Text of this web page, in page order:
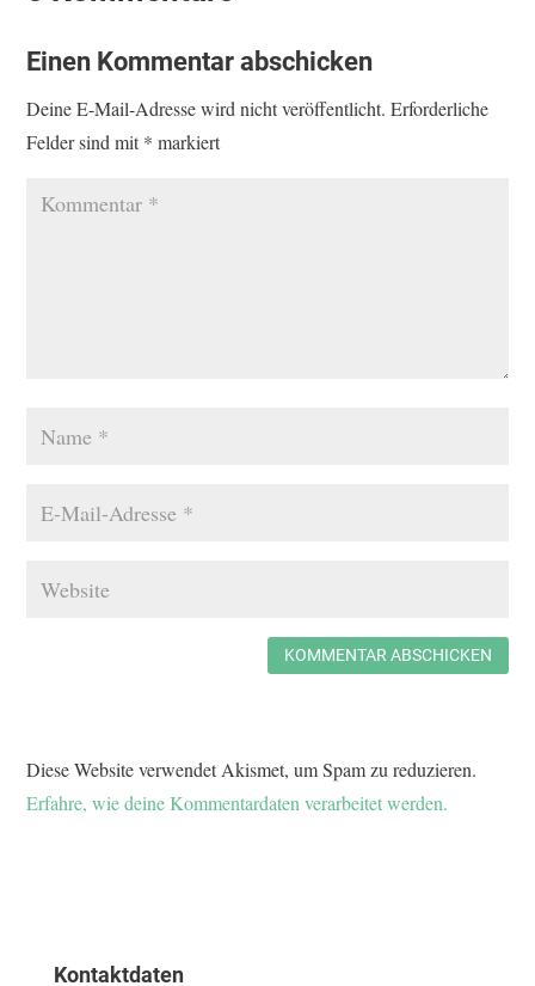
Einen Kommentar abschicken
Deine E-Mail-Adresse wird nicht veröffentlicht. Erforderliche
Felder sind mit* markiert
KOMMENTAR ABSCHICKEN
Diese Website verwendet Akismet, um Spam zu reduzieren.
Erfahre, wie deine Kommentardaten verarbeitet werden.
Kontaktdaten